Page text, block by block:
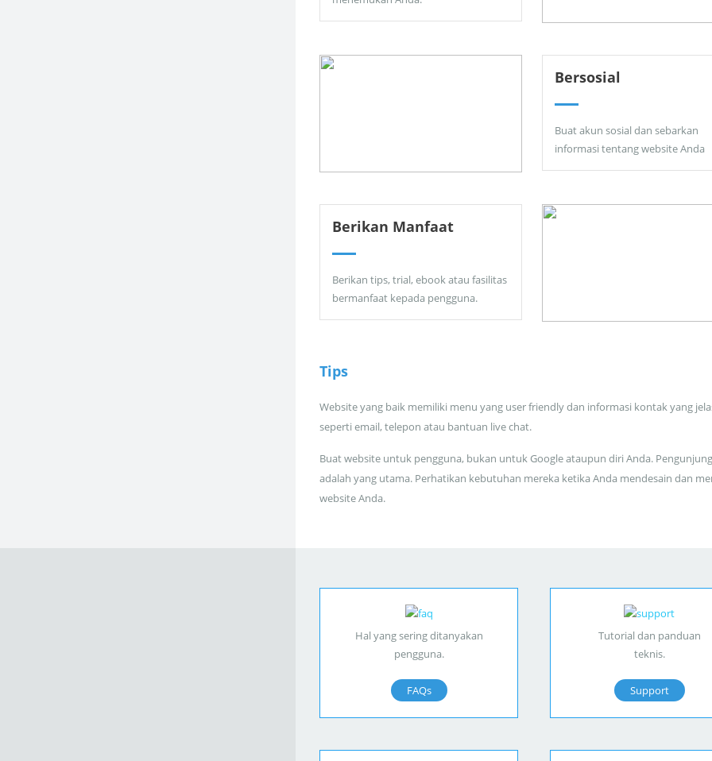
Bersosial
Buat akun sosial dan sebarkan
informasi tentang website Anda
Berikan Manfaat
Berikan tips, trial, ebook atau fasilitas
bermanfaat kepada pengguna.
Tips
Website yang baik memiliki menu yang user friendly dan informasi kontak yang
seperti email, telepon atau bantuan live chat.
Buat website untuk pengguna, bukan untuk Google ataupun diri Anda.
adalah yang utama. Perhatikan kebutuhan mereka ketika Anda mendesain dan
website Anda.
Hal yang sering ditanyakan
pengguna.
FAQs
Tutorial dan panduan
teknis.
Support